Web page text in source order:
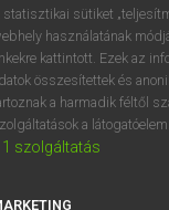
VAN
megtekintéséhez.
statisztikai sütiket
használatának
kattintott. Ezek az
összesítettek és
a harmadik féltől
a
1 szolgáltatás
q w e
a s d
í y x